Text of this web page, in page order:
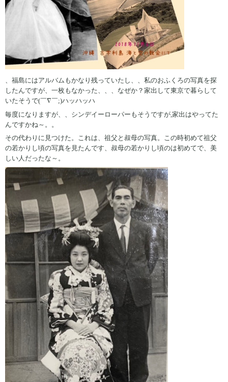
、福島にはアルバムもかなり残っていたし、、私のおふくろの写真を探
したんですが、一枚もなかった、、、なぜか？家出して東京で暮らして
いたそうで(￣∇￣;)ハッハッハ
毎度になりますが、、シンデイーローパーもそうですが,家出はやってた
んですかね～。。
その代わりに見つけた。これは、祖父と叔母の写真。この時初めて祖父
の若かりし頃の写真を見たんです、叔母の若かりし頃のは初めてで、美
しい人だったな～。